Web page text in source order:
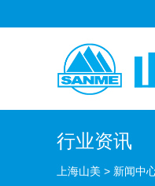
行业资讯
上海山美 > 新闻中